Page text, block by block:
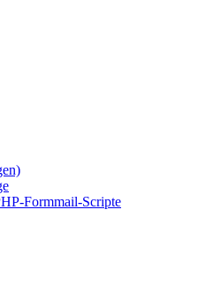
Formmail-Scripte